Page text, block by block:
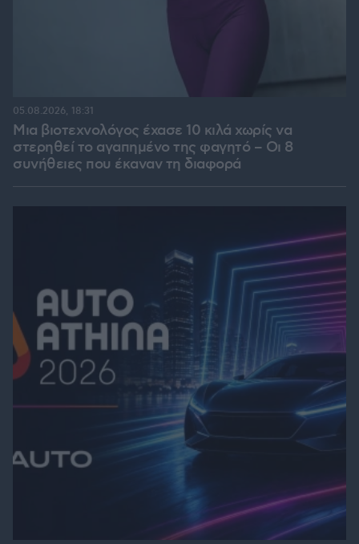
Μια βιοτεχνολόγος έχασε 10 κιλά χωρίς να
στερηθεί το αγαπημένο της φαγητό – Οι 8
συνήθειες που έκαναν τη διαφορά
05.08.2026, 18:31